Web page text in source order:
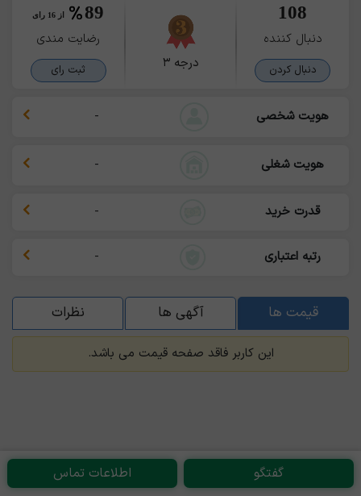
108
دنبال کننده
دنبال کردن درجه ۳
89 از 16 رای
رضایت مندی
ثبت رای
هویت شخصی -
هویت شغلی -
قدرت خرید -
رتبه اعتباری -
قیمت ها آگهی ها نظرات
این کاربر فاقد صفحه قیمت می باشد.
گفتگو اطلاعات تماس